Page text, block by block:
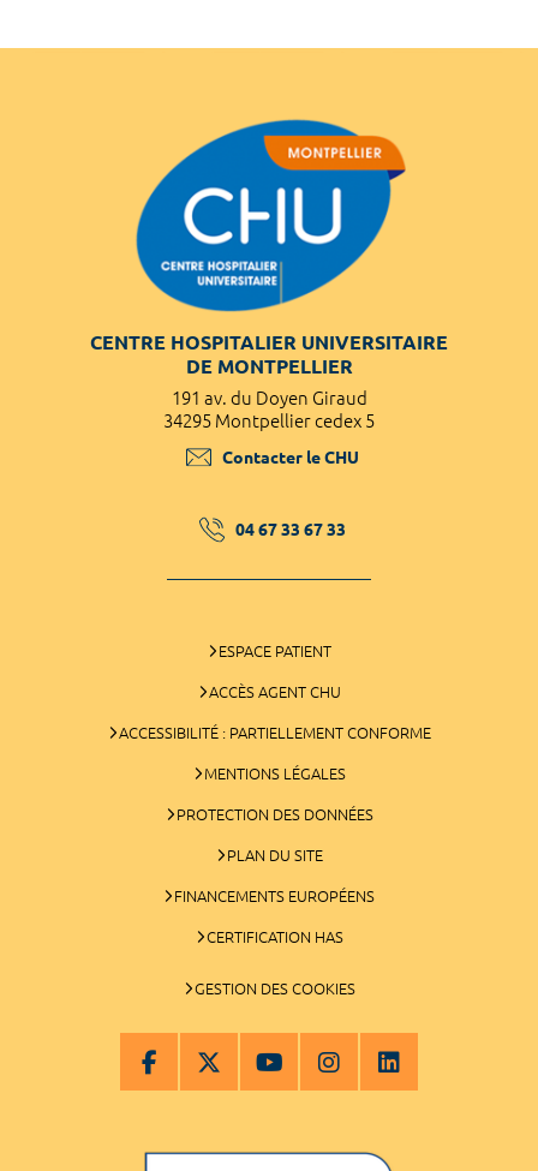
CENTRE HOSPITALIER UNIVERSITAIRE
DE MONTPELLIER
191 av. du Doyen Giraud
34295 Montpellier cedex 5
Contacter le CHU
04 67 33 67 33
ESPACE PATIENT
ACCÈS AGENT CHU
ACCESSIBILITÉ : PARTIELLEMENT CONFORME
MENTIONS LÉGALES
PROTECTION DES DONNÉES
PLAN DU SITE
FINANCEMENTS EUROPÉENS
CERTIFICATION HAS
GESTION DES COOKIES